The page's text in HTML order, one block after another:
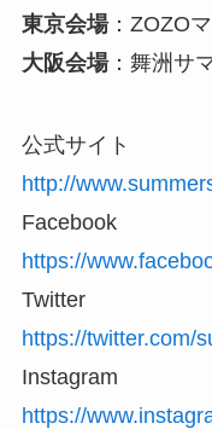
東京会場：ZOZO
大阪会場：舞洲サ
公式サイト
http://
Facebook
https://
Twitter
https://twitter.com/
Instagram
https://